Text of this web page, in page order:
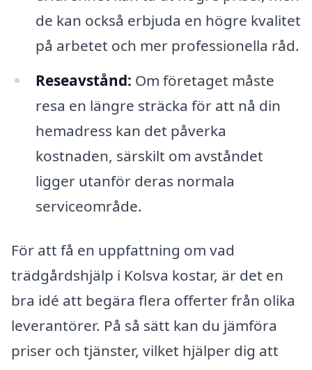
de kan också erbjuda en högre kvalitet
på arbetet och mer professionella råd.
Reseavstånd: Om företaget måste
resa en längre sträcka för att nå din
hemadress kan det påverka
kostnaden, särskilt om avståndet
ligger utanför deras normala
serviceområde.
För att få en uppfattning om vad
trädgårdshjälp i Kolsva kostar, är det en
bra idé att begära flera offerter från olika
leverantörer. På så sätt kan du jämföra
priser och tjänster, vilket hjälper dig att